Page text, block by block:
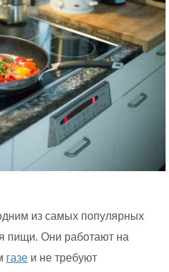
из самых популярных
пищи. Они работают на
газе и не требуют